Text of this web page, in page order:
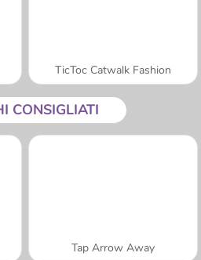
TicToc Catwalk Fashion
CONSIGLIATI
Tap Arrow Away